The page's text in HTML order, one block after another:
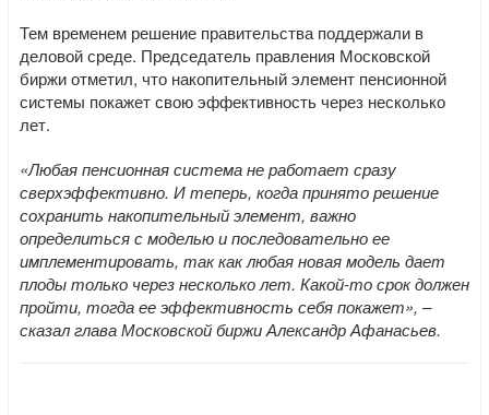
Тем временем решение правительства поддержали в
деловой среде. Председатель правления Московской
биржи отметил, что накопительный элемент пенсионной
системы покажет свою эффективность через несколько
лет.
«Любая пенсионная система не работает сразу
сверхэффективно. И теперь, когда принято решение
сохранить накопительный элемент, важно
определиться с моделью и последовательно ее
имплементировать, так как любая новая модель дает
плоды только через несколько лет. Какой-то срок должен
пройти, тогда ее эффективность себя покажет», –
сказал глава Московской биржи Александр Афанасьев.